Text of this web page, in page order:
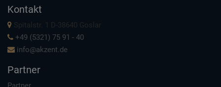
Kontakt
Spitalstr. 1 D-38640 Goslar
+49 (5321) 75 91 - 40
info@akzent.de
Partner